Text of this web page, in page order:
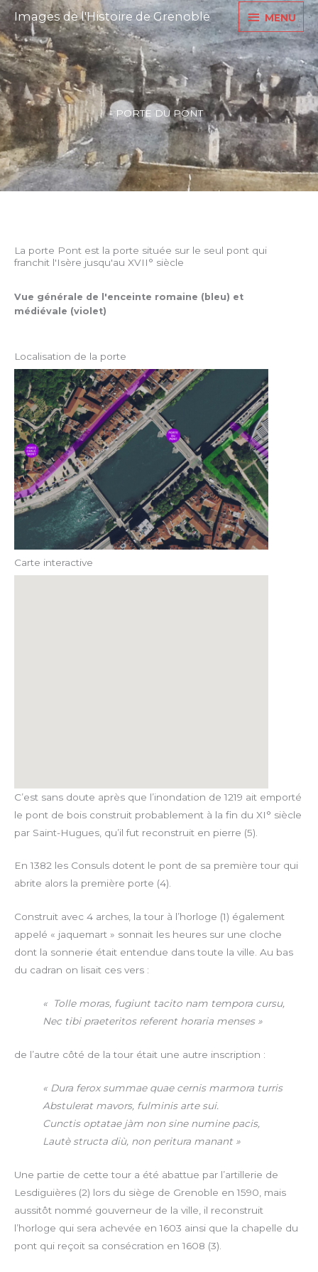
Aller
contenu
Images de l'Histoire de Grenoble MENU
MENU
PORTE DU PONT
La porte Pont est la porte située sur le seul pont qui
franchit l'Isère jusqu'au XVII° siècle
Vue générale de l'enceinte romaine ( bleu) et
médiévale (violet)
Localisation de la porte
Carte interactive
C’est sans doute après que l’inondation de 1219 ait emporté
le pont de bois construit probablement à la fin du XI° siècle
par Saint-Hugues, qu’il fut reconstruit en pierre (5).
En 1382 les Consuls dotent le pont de sa première tour qui
abrite alors la première porte (4).
Construit avec 4 arches, la tour à l’horloge (1) également
appelé « jaquemart » sonnait les heures sur une cloche
dont la sonnerie était entendue dans toute la ville. Au bas
du cadran on lisait ces vers :
« Tolle moras, fugiunt tacito nam tempora cursu,
Nec tibi praeteritos referent horaria menses »
de l’autre côté de la tour était une autre inscription :
« Dura ferox summae quae cernis marmora turris
Abstulerat mavors, fulminis arte sui.
Cunctis optatae jàm non sine numine pacis,
Lautè structa diù, non peritura manant »
Une partie de cette tour a été abattue par l’artillerie de
Lesdiguières (2) lors du siège de Grenoble en 1590, mais
aussitôt nommé gouverneur de la ville, il reconstruit
l’horloge qui sera achevée en 1603 ainsi que la chapelle du
pont qui reçoit sa consécration en 1608 (3).